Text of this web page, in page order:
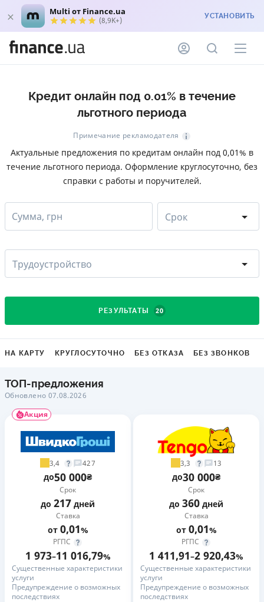
Multi от Finance.ua
(8,9K+) УСТАНОВИТЬ
Кредит онлайн под 0.01% в течение
льготного периода
Примечание рекламодателя
Актуальные предложения по кредитам онлайн под 0,01% в
течение льготного периода. Оформление круглосуточно, без
справки с работы и поручителей.
Сумма, грн Срок
Трудоустройство
РЕЗУЛЬТАТЫ 20
НА КАРТУ КРУГЛОСУТОЧНО БЕЗ ОТКАЗА БЕЗ ЗВОНКОВ
ТОП-предложения
Обновлено 07.08.2026
Акция
3,4 427
до50 000₴
Срок
до 217 дней
Ставка
от 0,01%
РГПС
1 973–11 016,79%
Существенные характеристики
услуги
Предупреждение о возможных
последствиях
3,3 13
до30 000₴
Срок
до 360 дней
Ставка
от 0,01%
РГПС
1 411,91–2 920,43%
Существенные характеристики
услуги
Предупреждение о возможных
последствиях